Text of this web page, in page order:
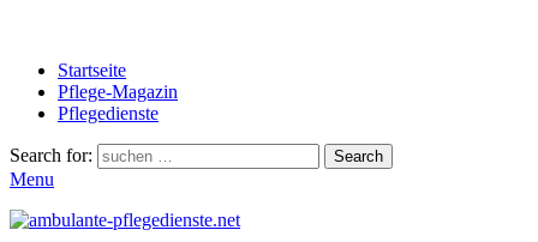
Startseite
Pflege-Magazin
Pflegedienste
Search for: Search
Menu